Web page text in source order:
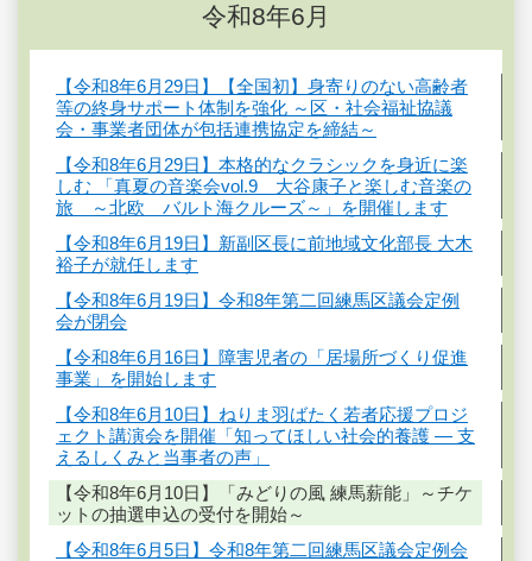
令和8年6月
【令和8年6月29日】【全国初】身寄りのない高齢者
等の終身サポート体制を強化 ～区・社会福祉協議
会・事業者団体が包括連携協定を締結～
【令和8年6月29日】本格的なクラシックを身近に楽
しむ 「真夏の音楽会vol.9 大谷康子と楽しむ音楽の
旅 ～北欧 バルト海クルーズ～」を開催します
【令和8年6月19日】新副区長に前地域文化部長 大木
裕子が就任します
【令和8年6月19日】令和8年第二回練馬区議会定例
会が閉会
【令和8年6月16日】障害児者の「居場所づくり促進
事業」を開始します
【令和8年6月10日】ねりま羽ばたく若者応援プロジ
ェクト講演会を開催「知ってほしい社会的養護 ― 支
えるしくみと当事者の声」
【令和8年6月10日】「みどりの風 練馬薪能」～チケ
ットの抽選申込の受付を開始～
【令和8年6月5日】令和8年第二回練馬区議会定例会